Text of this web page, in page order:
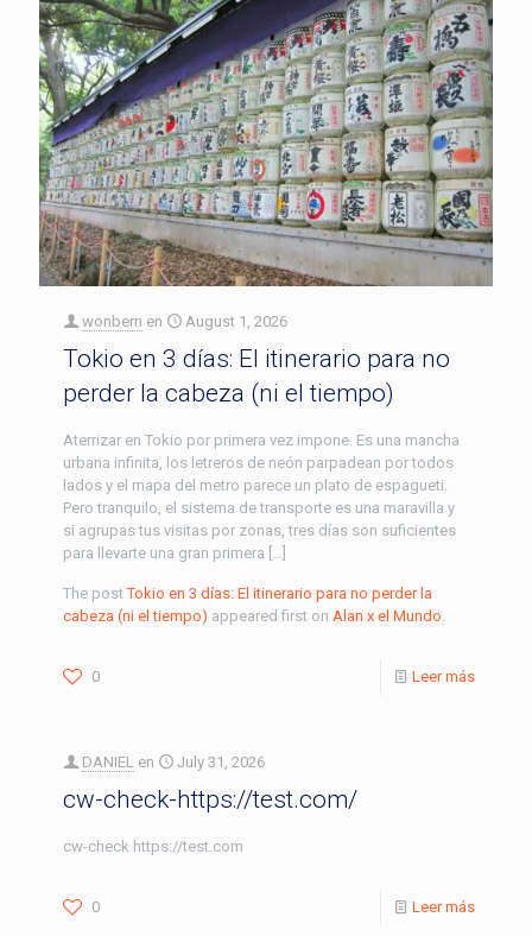
wonbern en August 1, 2026
Tokio en 3 días: El itinerario para no
perder la cabeza (ni el tiempo)
Aterrizar en Tokio por primera vez impone. Es una mancha
urbana infinita, los letreros de neón parpadean por todos
lados y el mapa del metro parece un plato de espagueti.
Pero tranquilo, el sistema de transporte es una maravilla y
si agrupas tus visitas por zonas, tres días son suficientes
para llevarte una gran primera […]
The postTokio en 3 días: El itinerario para no perder la
cabeza (ni el tiempo) appeared first on Alan x el Mundo
0 Leer más
DANIEL en July 31, 2026
cw-check-https://test.com/
cw-check https://test.com
0 Leer más